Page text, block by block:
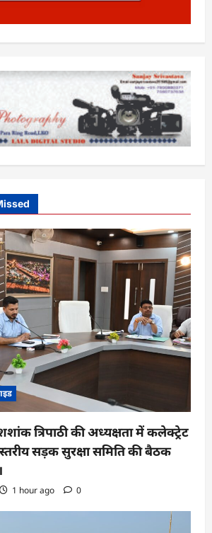
त्रिपाठी की अध्यक्षता में कलेक्ट्रेट
सड़क सुरक्षा समिति की बैठक
1 hour ago 0